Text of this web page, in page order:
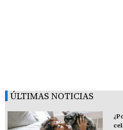
ÚLTIMAS NOTICIAS